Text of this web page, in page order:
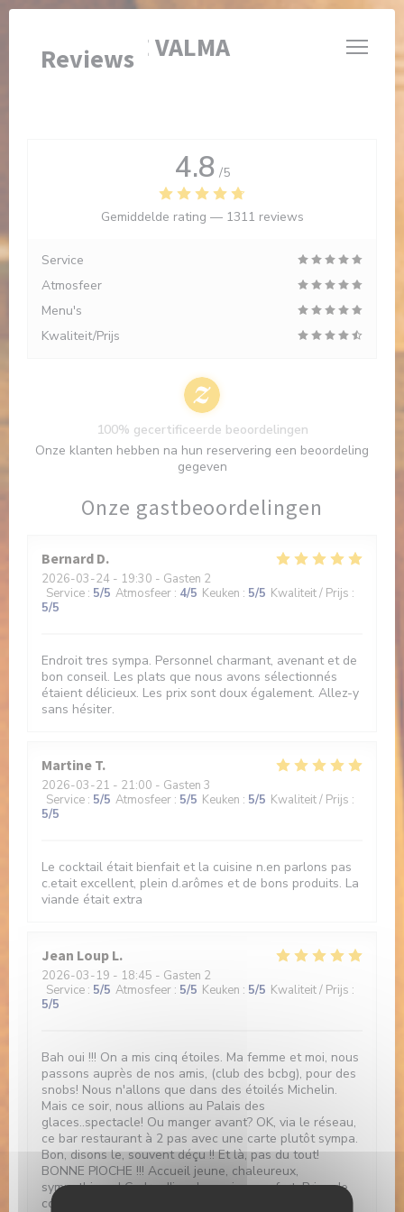
Cookies beheer paneel
BRASSERIE VALMA
Reviews
Onze gastbeoordelingen
Bernard D
2026-03-24 - 19:30 - Gasten 2
Service : 5/5 Atmosfeer : 4/5 Keuken : 5/5 Kwaliteit / Prijs :
5/5
Endroit tres sympa. Personnel charmant, avenant et de
bon conseil. Les plats que nous avons sélectionnés
étaient délicieux. Les prix sont doux également. Allez-y
sans hésiter.
Martine T
2026-03-21 - 21:00 - Gasten 3
Service : 5/5 Atmosfeer : 5/5 Keuken : 5/5 Kwaliteit / Prijs :
5/5
Le cocktail était bienfait et la cuisine n.en parlons pas
c.etait excellent, plein d.arômes et de bons produits. La
viande était extra
Jean Loup L
2026-03-19 - 18:45 - Gasten 2
Service : 5/5 Atmosfeer : 5/5 Keuken : 5/5 Kwaliteit / Prijs :
5/5
Bah oui !!! On a mis cinq étoiles. Ma femme et moi, nous
passons auprès de nos amis, (club des bcbg), pour des
snobs! Nous n'allons que dans des étoilés Michelin.
Mais ce soir, nous allions au Palais des
glaces..spectacle! Ou manger avant? OK, via le réseau,
ce bar restaurant à 2 pas avec une carte plutôt sympa.
Bon, disons le, souvent déçu !! Et là, pas du tout!
BONNE PIOCHE !!! Accueil jeune, chaleureux,
sympathique ! Cadre d'jeun's, assise comfort. Prise de
commande rapide du gentil responsable, service
4.8 /5
Gemiddelde rating — 1311 reviews
Service
Atmosfeer
Menu's
Kwaliteit/Prijs
100% gecertificeerde beoordelingen
Onze klanten hebben na hun reservering een beoordeling
gegeven